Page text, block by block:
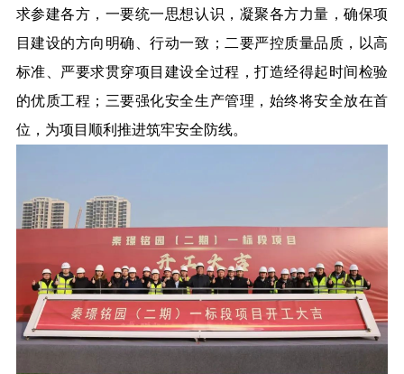
求参建各方，一要统一思想认识，凝聚各方力量，确保项
目建设的方向明确、行动一致；二要严控质量品质，以高
标准、严要求贯穿项目建设全过程，打造经得起时间检验
的优质工程；三要强化安全生产管理，始终将安全放在首
位，为项目顺利推进筑牢安全防线。